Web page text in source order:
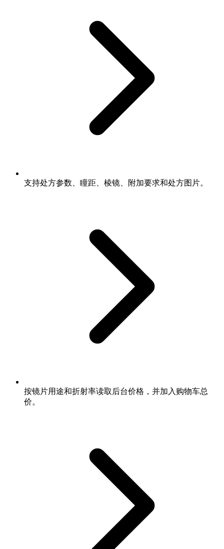
支持处方参数、瞳距、棱镜、附加要求和处方图片。
按镜片用途和折射率读取后台价格，并加入购物车总
价。